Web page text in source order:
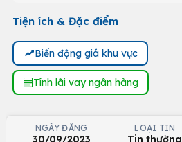
Tiện ích & Đặc điểm
Biến động giá khu vực
Tính lãi vay ngân hàng
NGÀY ĐĂNG
30/09/2023
LOẠI TIN
Tin thường